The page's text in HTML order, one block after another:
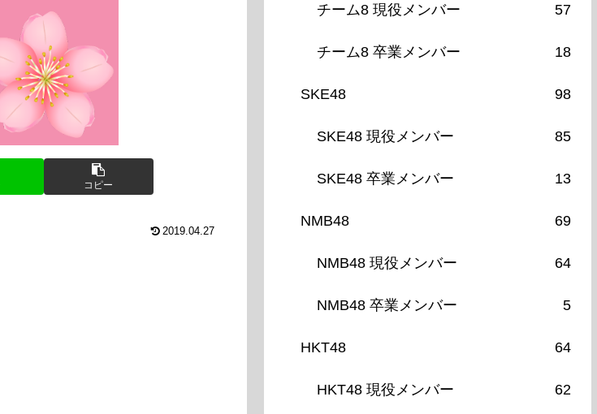
コピー
2019.04.27
チーム8 現役メンバー 57
チーム8 卒業メンバー 18
SKE48 98
SKE48 現役メンバー 85
SKE48 卒業メンバー 13
NMB48 69
NMB48 現役メンバー 64
NMB48 卒業メンバー 5
HKT48 64
HKT48 現役メンバー 62